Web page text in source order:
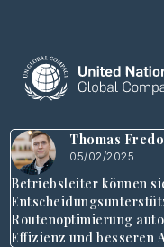
Thomas
05/02/2025
Betriebsleiter können
Routenoptimierung
Effizienz und besseren